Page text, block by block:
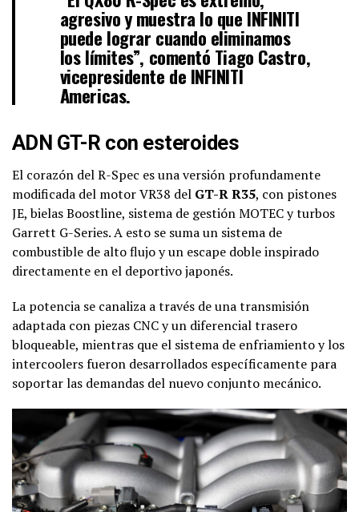
agresivo y muestra lo que INFINITI
puede lograr cuando eliminamos
los límites”, comentó Tiago Castro,
vicepresidente de INFINITI
Americas.
ADN GT-R con esteroides
El corazón del R-Spec es una versión profundamente
modificada del motor VR38 del GT-R R35, con pistones
JE, bielas Boostline, sistema de gestión MOTEC y turbos
Garrett G-Series. A esto se suma un sistema de
combustible de alto flujo y un escape doble inspirado
directamente en el deportivo japonés.
La potencia se canaliza a través de una transmisión
adaptada con piezas CNC y un diferencial trasero
bloqueable, mientras que el sistema de enfriamiento y los
intercoolers fueron desarrollados específicamente para
soportar las demandas del nuevo conjunto mecánico.